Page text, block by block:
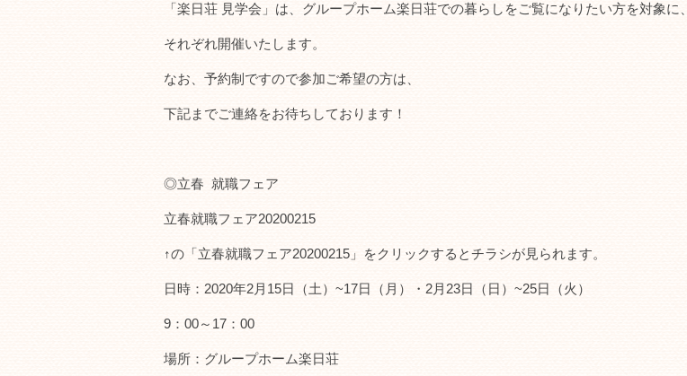
「楽日荘 見学会」は、グループホーム楽日荘での暮らしをご覧になりたい方を対象に、
それぞれ開催いたします。
なお、予約制ですので参加ご希望の方は、
下記までご連絡をお待ちしております！
◎立春 就職フェア
立春就職フェア20200215
↑の「立春就職フェア20200215」をクリックするとチラシが見られます。
日時：2020年2月15日（土）~17日（月）・2月23日（日）~25日（火）
9：00～17：00
場所：グループホーム楽日荘